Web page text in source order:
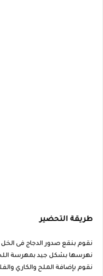
طريقة التحضير
نقوم بنقع صدور الدجاج فى
نهرسها بشكل جيد بمهرسة
نقوم بإضافة الملح والكاري